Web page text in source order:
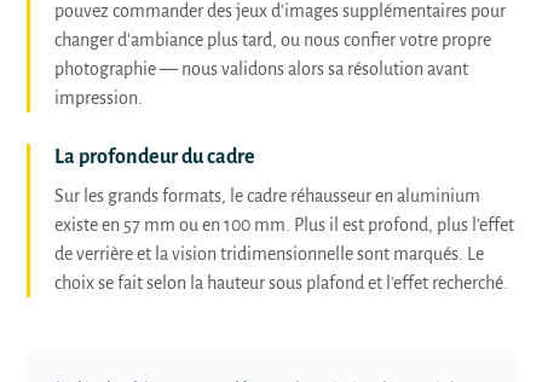
pouvez commander des jeux d'images supplémentaires pour
changer d'ambiance plus tard, ou nous confier votre propre
photographie — nous validons alors sa résolution avant
impression.
La profondeur du cadre
Sur les grands formats, le cadre réhausseur en aluminium
existe en 57 mm ou en 100 mm. Plus il est profond, plus l'effet
de verrière et la vision tridimensionnelle sont marqués. Le
choix se fait selon la hauteur sous plafond et l'effet recherché.